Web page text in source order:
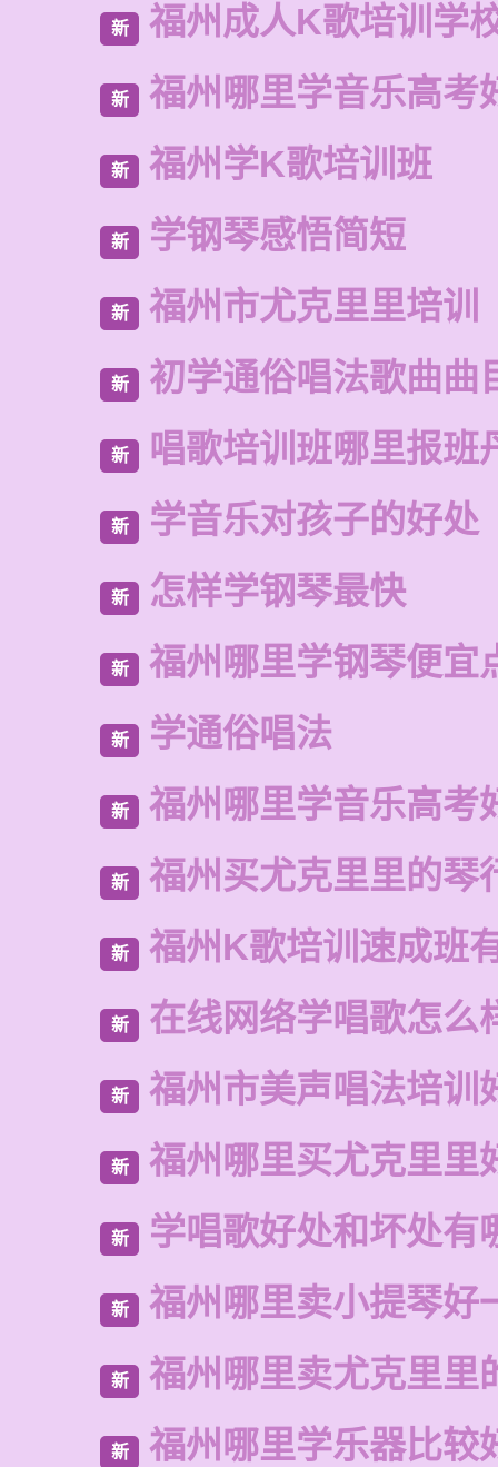
新 福州成人K歌培训学
新 福州哪里学音乐高考
新 福州学K歌培训班
新 学钢琴感悟简短
新 福州市尤克里里培训
新 初学通俗唱法歌曲曲
新 唱歌培训班哪里报班
新 学音乐对孩子的好处
新 怎样学钢琴最快
新 福州哪里学钢琴便宜
新 学通俗唱法
新 福州哪里学音乐高考
新 福州买尤克里里的琴
新 福州K歌培训速成班
新 在线网络学唱歌怎么
新 福州市美声唱法培训
新 福州哪里买尤克里里
新 学唱歌好处和坏处有
新 福州哪里卖小提琴好
新 福州哪里卖尤克里里
新 福州哪里学乐器比较